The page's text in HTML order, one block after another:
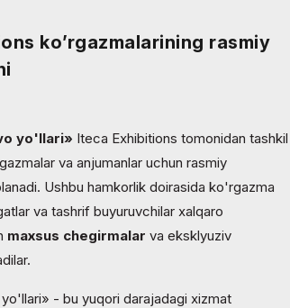
ko’rgazmalarining rasmiy
yo'llari» Iteca Exhibitions tomonidan tashkil
va anjumanlar uchun rasmiy
Ushbu hamkorlik doirasida ko'rgazma
va tashrif buyuruvchilar xalqaro
maxsus chegirmalar va eksklyuziv
- bu yuqori darajadagi xizmat